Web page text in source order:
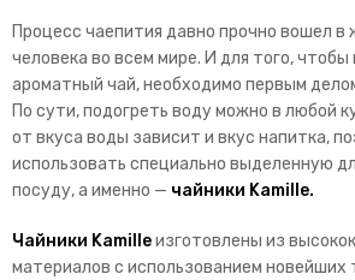
Процесс чаепития давно прочно вошел в
человека во всем мире. И для того, чтобы
ароматный чай, необходимо первым
По сути, подогреть воду можно в любой
от вкуса воды зависит и вкус напитка,
использовать специально выделенную
посуду, а именно — чайники Kamille.
Чайники Kamilleизготовлены из
материалов с использованием новейших